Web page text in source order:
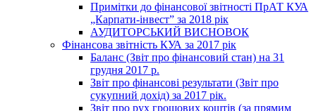
Примітки до фінансової звітності ПрАТ КУА
„Карпати-інвест” за 2018 рік
АУДИТОРСЬКИЙ ВИСНОВОК
Фінансова звітність КУА за 2017 рік
Баланс (Звіт про фінансовий стан) на 31
грудня 2017 р.
Звіт про фінансові результати (Звіт про
сукупний дохід) за 2017 рік.
Звіт про рух грошових коштів (за прямим